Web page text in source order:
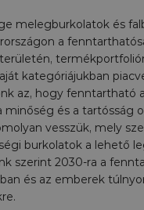
melegburkolatok és
a
kategóriájukban
az, hogy fenntartható
minőség és a tartósság
vesszük, mely
burkolatok a lehető
szerint 2030-ra a
és az emberek